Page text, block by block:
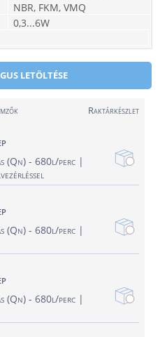
NBR, FKM, VMQ
0,3...6W
LETÖLTÉSE
Raktárkészlet
(Qn) - 680l/perc
(Qn) - 680l/perc
(Qn) - 680l/perc